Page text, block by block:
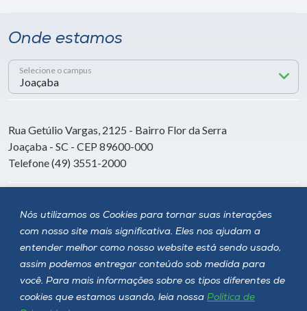
Nós utilizamos os Cookies para tornar suas interações
com nosso site mais significativa. Eles nos ajudam a
entender melhor como nosso website está sendo usado,
assim podemos entregar conteúdo sob medida para
você. Para mais informações sobre os tipos diferentes de
cookies que estamos usando, leia nossa Política de
Onde estamos
Selecione o campus
Rua Getúlio Vargas, 2125 - Bairro Flor da Serra
Joaçaba - SC - CEP 89600-000
Telefone (49) 3551-2000
Siga a Unoesc